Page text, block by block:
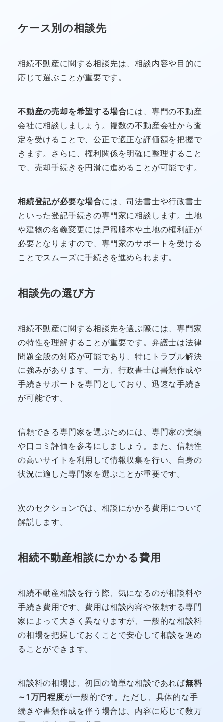
ケース別の相談先
相続不動産に関する相談先は、相談内容や目的に
応じて選ぶことが重要です。
不動産の売却を希望する場合には、専門の不動産
会社に相談しましょう。複数の不動産会社から査
定を受けることで、公正で適正な評価額を把握で
きます。さらに、権利関係を明確に整理すること
で、売却手続きを円滑に進めることが可能です。
相続登記が必要な場合には、司法書士や行政書士
といった登記手続きの専門家に相談します。土地
や建物の名義変更には戸籍謄本や土地の権利証が
必要となりますので、専門家のサポートを受ける
ことでスムーズに手続きを進められます。
相談先の選び方
相続不動産に関する相談先を選ぶ際には、専門家
の特性を理解することが重要です。弁護士は法律
問題全般の対応が可能であり、特にトラブル解決
に強みがあります。一方、行政書士は書類作成や
手続きサポートを専門としており、迅速な手続き
が可能です。
信頼できる専門家を選ぶためには、専門家の実績
や口コミ評価を参考にしましょう。また、信頼性
の高いサイトを利用して情報収集を行い、自身の
状況に適した専門家を選ぶことが重要です。
次のセクションでは、相談にかかる費用について
解説します。
相続不動産相談にかかる費用
相続不動産相談を行う際、気になるのが相談料や
手続き費用です。費用は相談内容や依頼する専門
家によって大きく異なりますが、一般的な相談料
の相場を把握しておくことで安心して相談を進め
ることができます。
相談料の相場は、初回の簡単な相談であれば無料
～1万円程度が一般的です。ただし、具体的な手
続きや書類作成を伴う場合は、内容に応じて数万